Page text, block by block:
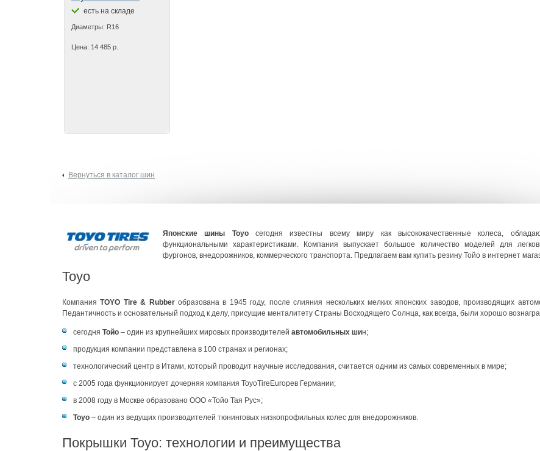
есть на складе
Диаметры: R16
Цена: 14 485 р.
Вернуться в каталог шин
Японские шины Toyoсегодня известны всему миру как высококачественные колеса,
функциональными характеристиками. Компания выпускает большое количество моделей для
фургонов, внедорожников, коммерческого транспорта. Предлагаем вам купить резину Тойо в интернет
Toyo
КомпанияTOYO Tire & Rubberобразована в 1945 году, после слияния нескольких мелких японских заводов, производящих
Педантичность и основательный подход к делу, присущие менталитету Страны Восходящего Солнца, как всегда, были хорошо
сегодня Тойо – один из крупнейших мировых производителей автомобильных шин;
продукция компании представлена в 100 странах и регионах;
технологический центр в Итами, который проводит научные исследования, считается одним из самых современных в мире;
с 2005 года функционирует дочерняя компания ToyoTireEuropeв Германии;
в 2008 году в Москве образовано ООО «Тойо Тая Рус»;
Toyo – один из ведущих производителей тюнинговых низкопрофильных колес для внедорожников.
Покрышки Toyo: технологии и преимущества